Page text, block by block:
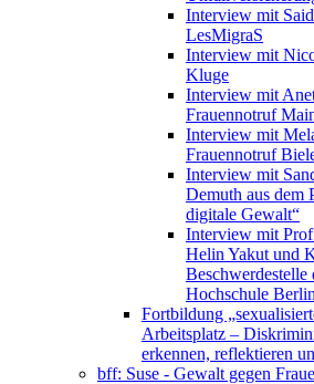
Interview mit
LesMigraS
Interview mit
Kluge
Interview mit
Frauennotruf
Interview mit
Frauennotruf
Interview mit
Demuth aus dem
digitale Gewalt“
Interview mit
Helin Yakut und
Hochschule Berlin
Fortbildung
Arbeitsplatz –
erkennen, reflektieren
bff: Suse - Gewalt gegen